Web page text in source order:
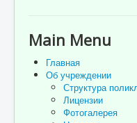
Об учреждении
Для пациента
Информация для
Медицинская
Main Menu
Главная
Об учреждении
Структура
Лицензии
Фотогалерея